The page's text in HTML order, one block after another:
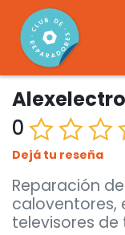
Alexelectro
0
Dejá tu reseña
Reparación
caloventores,
televisores de